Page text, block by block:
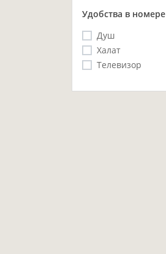
Удобства в номере
Душ
Халат
Телевизор